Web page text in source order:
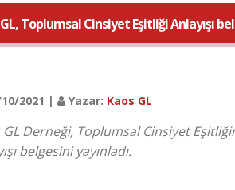
Toplumsal Cinsiyet Eşitliği Anlayışı
2021 | Yazar: Kaos GL
GL Derneği, Toplumsal Cinsiyet
belgesini yayınladı.